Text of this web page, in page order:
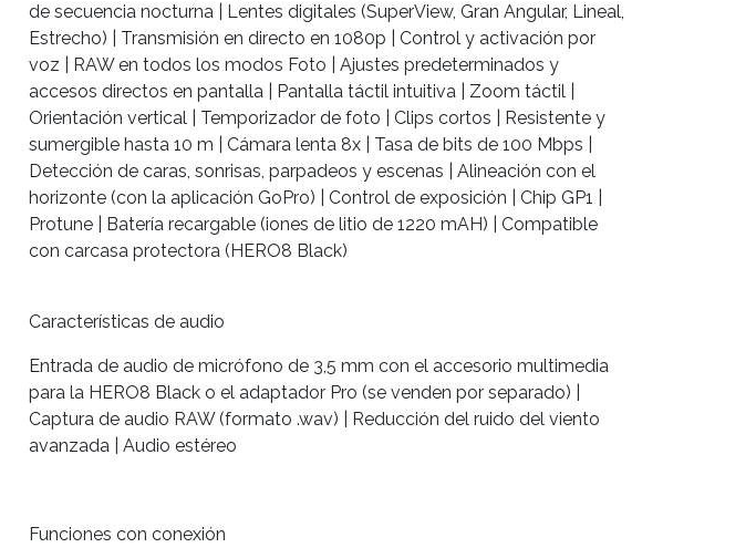
de secuencia nocturna | Lentes digitales (SuperView, Gran Angular, Lineal,
Estrecho) | Transmisión en directo en 1080p | Control y activación por
voz | RAW en todos los modos Foto | Ajustes predeterminados y
accesos directos en pantalla | Pantalla táctil intuitiva | Zoom táctil |
Orientación vertical | Temporizador de foto | Clips cortos | Resistente y
sumergible hasta 10 m | Cámara lenta 8x | Tasa de bits de 100 Mbps |
Detección de caras, sonrisas, parpadeos y escenas | Alineación con el
horizonte (con la aplicación GoPro) | Control de exposición | Chip GP1 |
Protune | Batería recargable (iones de litio de 1220 mAH) | Compatible
con carcasa protectora (HERO8 Black)
Características de audio
Entrada de audio de micrófono de 3,5 mm con el accesorio multimedia
para la HERO8 Black o el adaptador Pro (se venden por separado) |
Captura de audio RAW (formato .wav) | Reducción del ruido del viento
avanzada | Audio estéreo
Funciones con conexión